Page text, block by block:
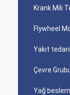
Krank Mili
Flywheel
Yakıt
Çevre
Yağ